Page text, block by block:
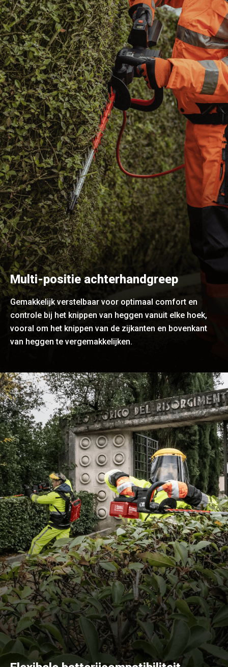
Multi-positie achterhandgreep
Gemakkelijk verstelbaar voor optimaal comfort en
controle bij het knippen van heggen vanuit elke hoek,
vooral om het knippen van de zijkanten en bovenkant
van heggen te vergemakkelijken.